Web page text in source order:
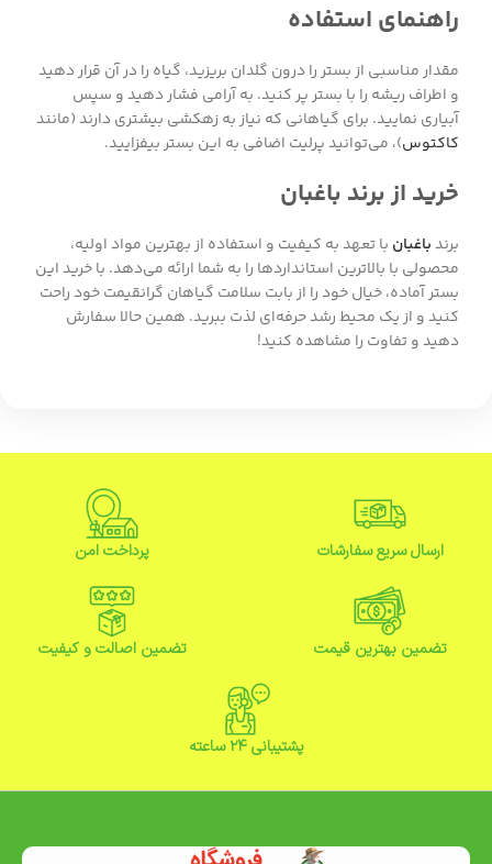
راهنمای استفاده
مقدار مناسبی از بستر را درون گلدان بریزید، گیاه را در آن قرار دهید
و اطراف ریشه را با بستر پر کنید. به آرامی فشار دهید و سپس
آبیاری نمایید. برای گیاهانی که نیاز به زهکشی بیشتری دارند (مانند
کاکتوس)، می‌توانید پرلیت اضافی به این بستر بیفزایید.
خرید از برند باغبان
برندباغبان با تعهد به کیفیت و استفاده از بهترین مواد اولیه،
محصولی با بالاترین استانداردها را به شما ارائه می‌دهد. با خرید این
بستر آماده، خیال خود را از بابت سلامت گیاهان گرانقیمت خود راحت
کنید و از یک محیط رشد حرفه‌ای لذت ببرید. همین حالا سفارش
دهید و تفاوت را مشاهده کنید!
ارسال سریع سفارشات پرداخت امن
تضمین بهترین قیمت تضمین اصالت و کیفیت
پشتیبانی ۲۴ ساعته